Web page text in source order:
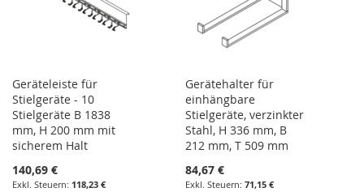
Geräteleiste für
Stielgeräte - 10
Stielgeräte B 1838
mm, H 200 mm mit
sicherem Halt
140,69 €
118,23 €
Gerätehalter für
einhängbare
Stielgeräte, verzinkter
Stahl, H 336 mm, B
212 mm, T 509 mm
84,67 €
71,15 €